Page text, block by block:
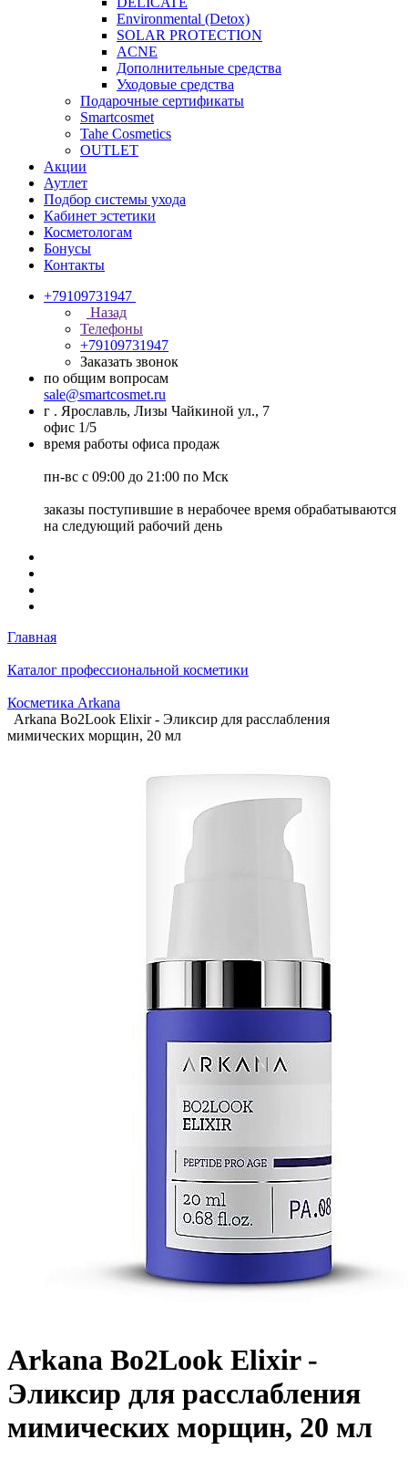
Environmental (Detox)
SOLAR PROTECTION
АCNE
Дополнительные средства
Уходовые средства
Подарочные сертификаты
Smartcosmet
Tahe Cosmetics
OUTLET
Акции
Аутлет
Подбор системы ухода
Кабинет эстетики
Косметологам
Бонусы
Контакты
+79109731947
Назад
Телефоны
+79109731947
Заказать звонок
по общим вопросам
sale@smartcosmet.ru
г . Ярославль, Лизы Чайкиной ул., 7
офис 1/5
время работы офиса продаж
пн-вс с 09:00 до 21:00 по Мск
заказы поступившие в нерабочее время обрабатываются
на следующий рабочий день
Главная
Каталог профессиональной косметики
Косметика Arkana
Arkana Bo2Look Elixir - Эликсир для расслабления
мимических морщин, 20 мл
Arkana Bo2Look Elixir -
Эликсир для расслабления
мимических морщин, 20 мл